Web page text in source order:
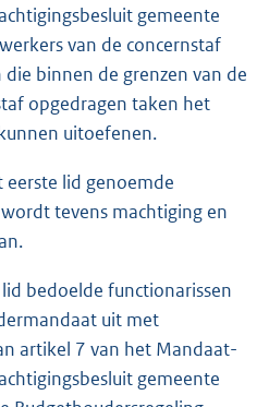
gemeente
van de concernstaf
die binnen de grenzen van de
opgedragen taken het
uitoefenen.
lid genoemde
tevens machtiging en
bedoelde functionarissen
uit met
artikel 7 van het Mandaat-
gemeente